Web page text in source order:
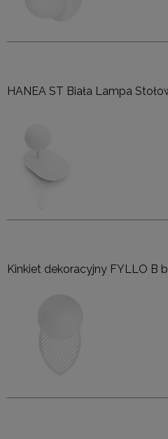
HANEA ST Biała Lampa
Kinkiet dekoracyjny FYLLO B